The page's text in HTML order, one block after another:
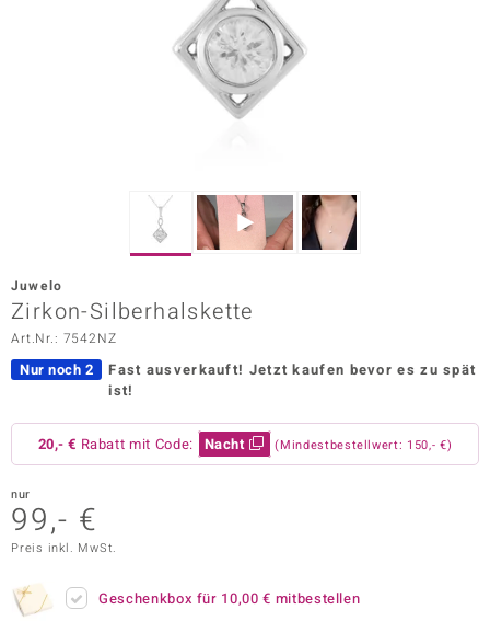
Vogue
Paraíso
Juwelo
Zirkon-Silberhalskette
Art.Nr.: 7542NZ
Nur noch 2 Fast ausverkauft! Jetzt kaufen bevor es zu spät
ist!
20,- € Rabatt mit Code: Nacht (Mindestbestellwert: 150,- €)
nur
99,- €
Preis inkl. MwSt.
Geschenkbox für 10,00 € mitbestellen